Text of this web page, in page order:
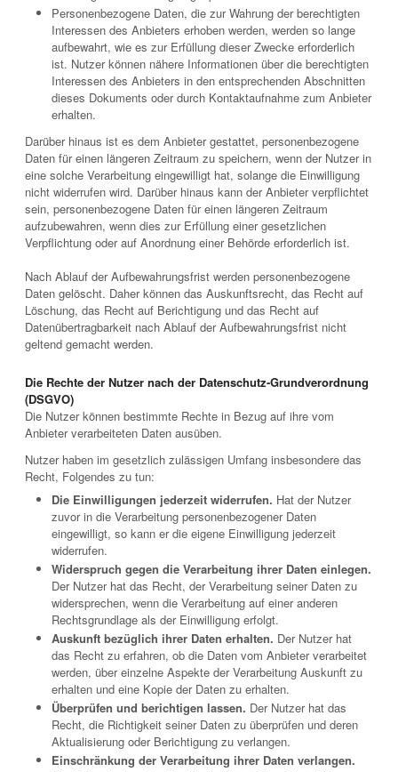
Personenbezogene Daten, die zur Wahrung der berechtigten
Interessen des Anbieters erhoben werden, werden so lange
aufbewahrt, wie es zur Erfüllung dieser Zwecke erforderlich
ist. Nutzer können nähere Informationen über die berechtigten
Interessen des Anbieters in den entsprechenden Abschnitten
dieses Dokuments oder durch Kontaktaufnahme zum Anbieter
erhalten.
Darüber hinaus ist es dem Anbieter gestattet, personenbezogene
Daten für einen längeren Zeitraum zu speichern, wenn der Nutzer in
eine solche Verarbeitung eingewilligt hat, solange die Einwilligung
nicht widerrufen wird. Darüber hinaus kann der Anbieter verpflichtet
sein, personenbezogene Daten für einen längeren Zeitraum
aufzubewahren, wenn dies zur Erfüllung einer gesetzlichen
Verpflichtung oder auf Anordnung einer Behörde erforderlich ist.
Nach Ablauf der Aufbewahrungsfrist werden personenbezogene
Daten gelöscht. Daher können das Auskunftsrecht, das Recht auf
Löschung, das Recht auf Berichtigung und das Recht auf
Datenübertragbarkeit nach Ablauf der Aufbewahrungsfrist nicht
geltend gemacht werden.
Die Rechte der Nutzer nach der Datenschutz-Grundverordnung
(DSGVO)
Die Nutzer können bestimmte Rechte in Bezug auf ihre vom
Anbieter verarbeiteten Daten ausüben.
Nutzer haben im gesetzlich zulässigen Umfang insbesondere das
Recht, Folgendes zu tun:
Die Einwilligungen jederzeit widerrufen. Hat der Nutzer
zuvor in die Verarbeitung personenbezogener Daten
eingewilligt, so kann er die eigene Einwilligung jederzeit
widerrufen.
Widerspruch gegen die Verarbeitung ihrer Daten einlegen.
Der Nutzer hat das Recht, der Verarbeitung seiner Daten zu
widersprechen, wenn die Verarbeitung auf einer anderen
Rechtsgrundlage als der Einwilligung erfolgt.
Auskunft bezüglich ihrer Daten erhalten. Der Nutzer hat
das Recht zu erfahren, ob die Daten vom Anbieter verarbeitet
werden, über einzelne Aspekte der Verarbeitung Auskunft zu
erhalten und eine Kopie der Daten zu erhalten.
Überprüfen und berichtigen lassen. Der Nutzer hat das
Recht, die Richtigkeit seiner Daten zu überprüfen und deren
Aktualisierung oder Berichtigung zu verlangen.
Einschränkung der Verarbeitung ihrer Daten verlangen.